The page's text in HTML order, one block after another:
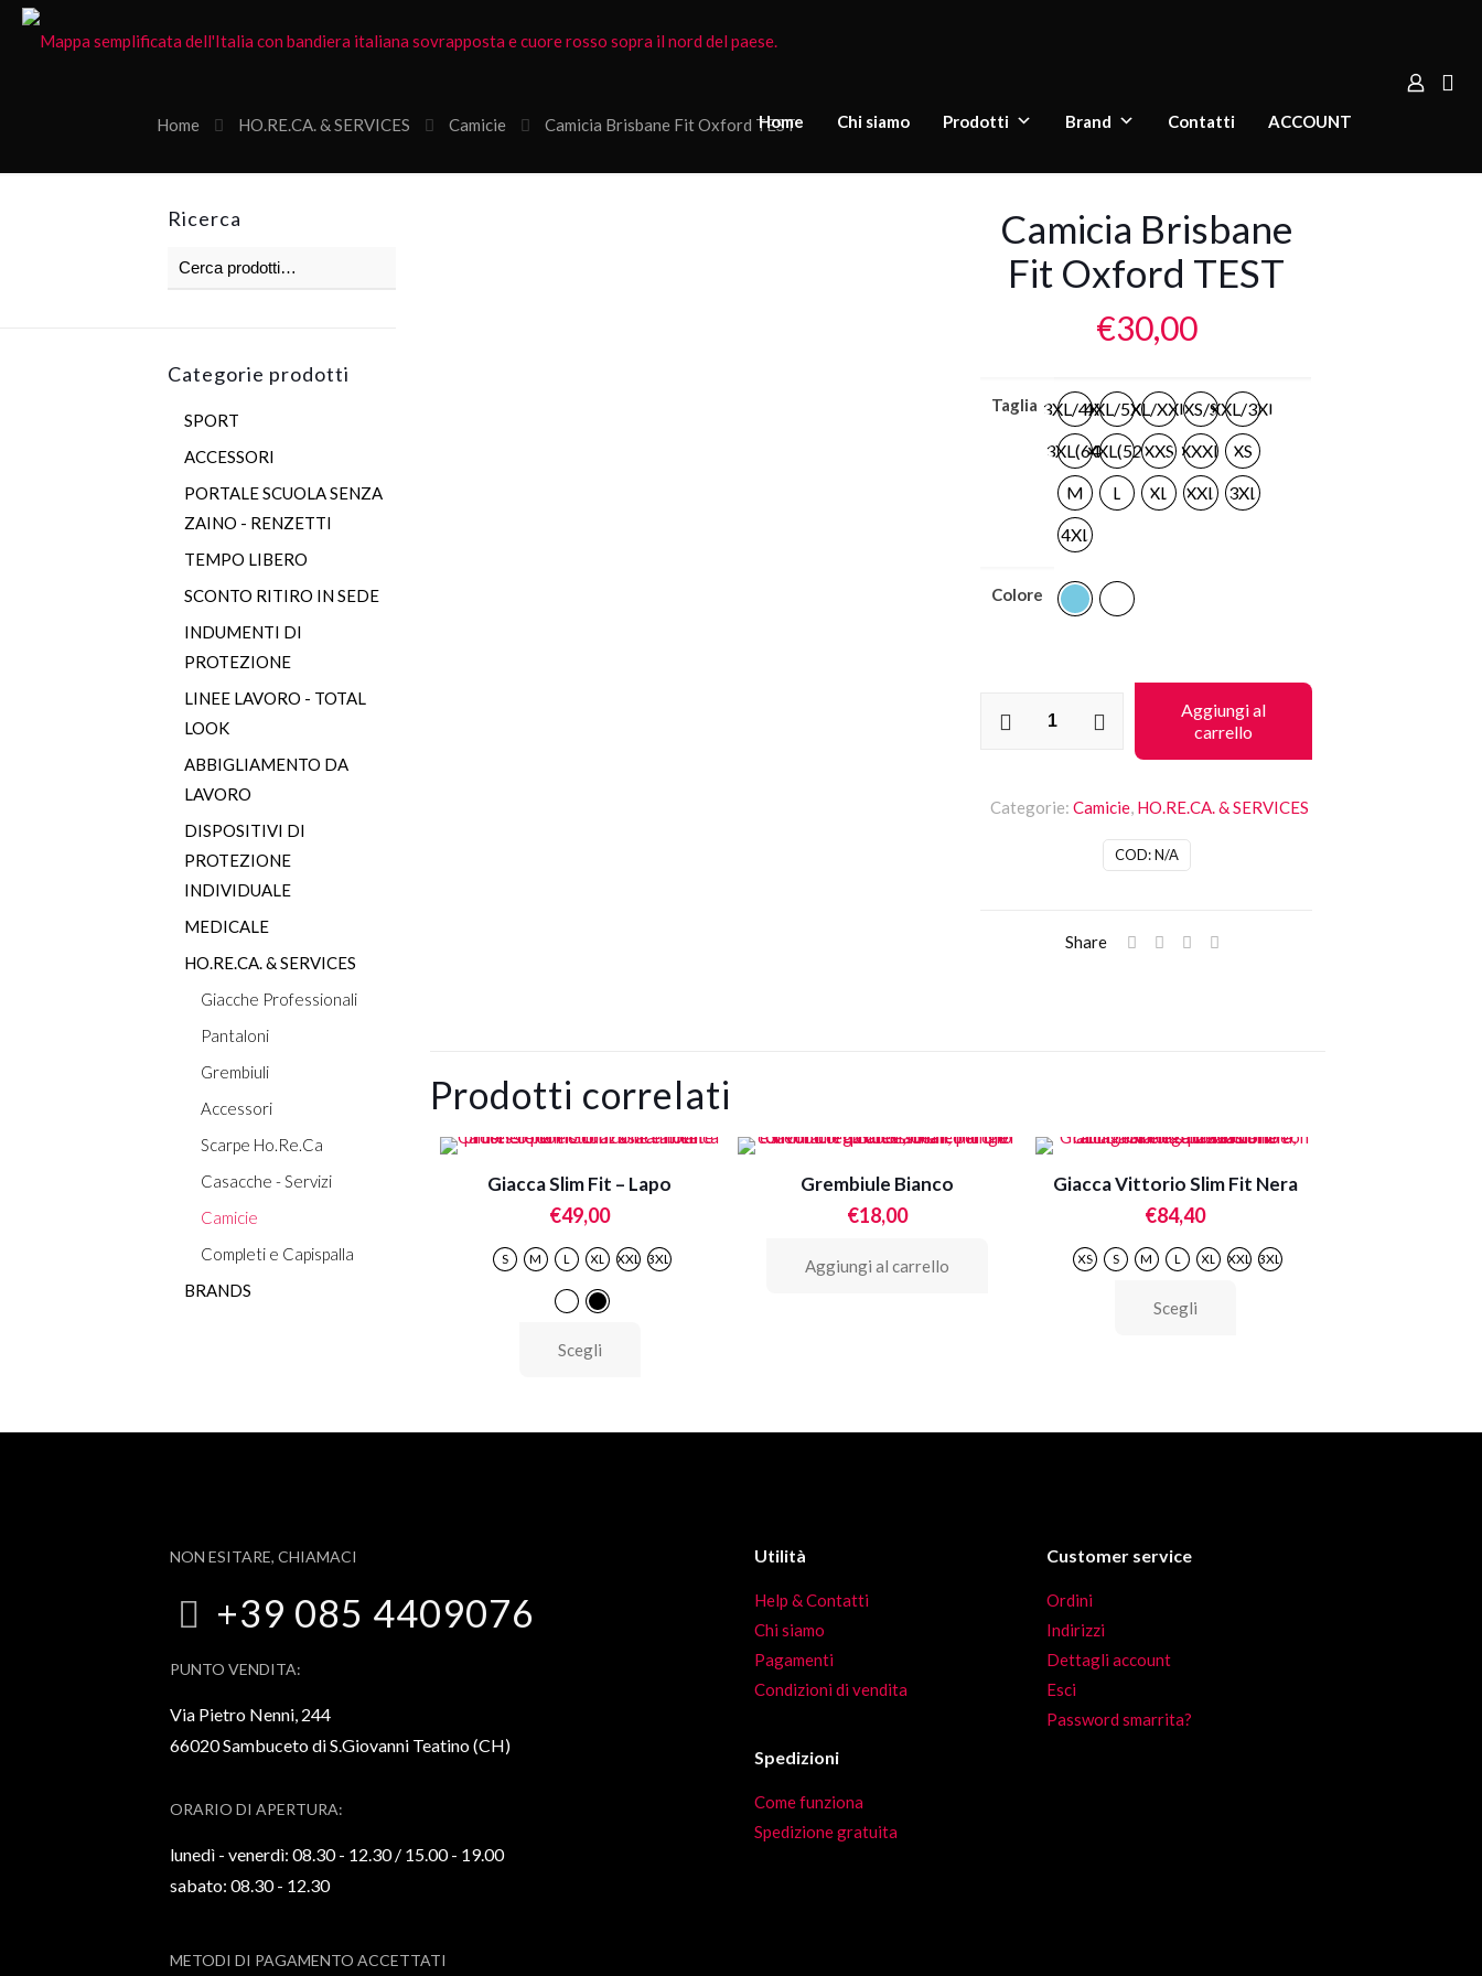
Home Chi siamo Prodotti Brand Contatti ACCOUNT
Home HO.RE.CA. & SERVICES Camicie Camicia Brisbane Fit Oxford TEST
Camicia Brisbane
Fit Oxford TEST
€30,00
Taglia 3XL/4XL4XL/5XLXL/XXLXS/SXXL/3XL
3XL(64)XXL(52)XXS XXXL
XS
M
L XL XXL 3XL
4XL
Colore
Brisbane
Aggiungi al
carrello
COD:N/A
Categorie: Camicie, HO.RE.CA. & SERVICES
Share
Prodotti correlati
Giacca Slim Fit – Lapo
€49,00
S M L XL XXL 3XL
Scegli
Grembiule Bianco
€18,00
Aggiungi al carrello
Giacca Vittorio Slim Fit Nera
€84,40
XS S M L XL XXL 3XL
Scegli
Ricerca
Categorie prodotti
SPORT
ACCESSORI
PORTALE SCUOLA SENZA
ZAINO - RENZETTI
TEMPO LIBERO
SCONTO RITIRO IN SEDE
INDUMENTI DI
PROTEZIONE
LINEE LAVORO - TOTAL
LOOK
ABBIGLIAMENTO DA
LAVORO
DISPOSITIVI DI
PROTEZIONE
INDIVIDUALE
MEDICALE
HO.RE.CA. & SERVICES
Giacche Professionali
Pantaloni
Grembiuli
Accessori
Scarpe Ho.Re.Ca
Casacche - Servizi
Camicie
Completi e Capispalla
BRANDS
NON ESITARE, CHIAMACI
+39 085 4409076
PUNTO VENDITA:
Via Pietro Nenni, 244
66020 Sambuceto di S.Giovanni Teatino (CH)
ORARIO DI APERTURA:
lunedì - venerdì: 08.30 - 12.30 / 15.00 - 19.00
sabato: 08.30 - 12.30
METODI DI PAGAMENTO ACCETTATI
Utilità
Help & Contatti
Chi siamo
Pagamenti
Condizioni di vendita
Spedizioni
Come funziona
Spedizione gratuita
Customer service
Ordini
Indirizzi
Dettagli account
Esci
Password smarrita?